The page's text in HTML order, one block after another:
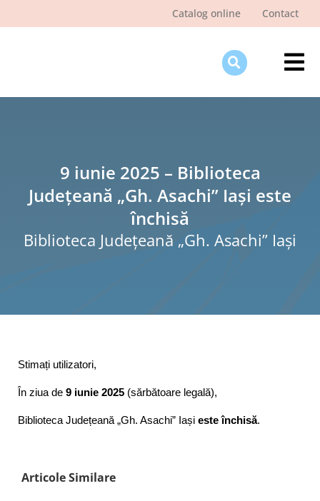
Catalog online Contact
9 iunie 2025 – Biblioteca
Județeană „Gh. Asachi” Iași este
închisă
Biblioteca Judeţeană „Gh. Asachi” Iaşi
Stimați utilizatori,
În ziua de 9 iunie 2025 (sărbătoare legală),
Biblioteca Județeană „Gh. Asachi” Iași este închisă.
Articole Similare